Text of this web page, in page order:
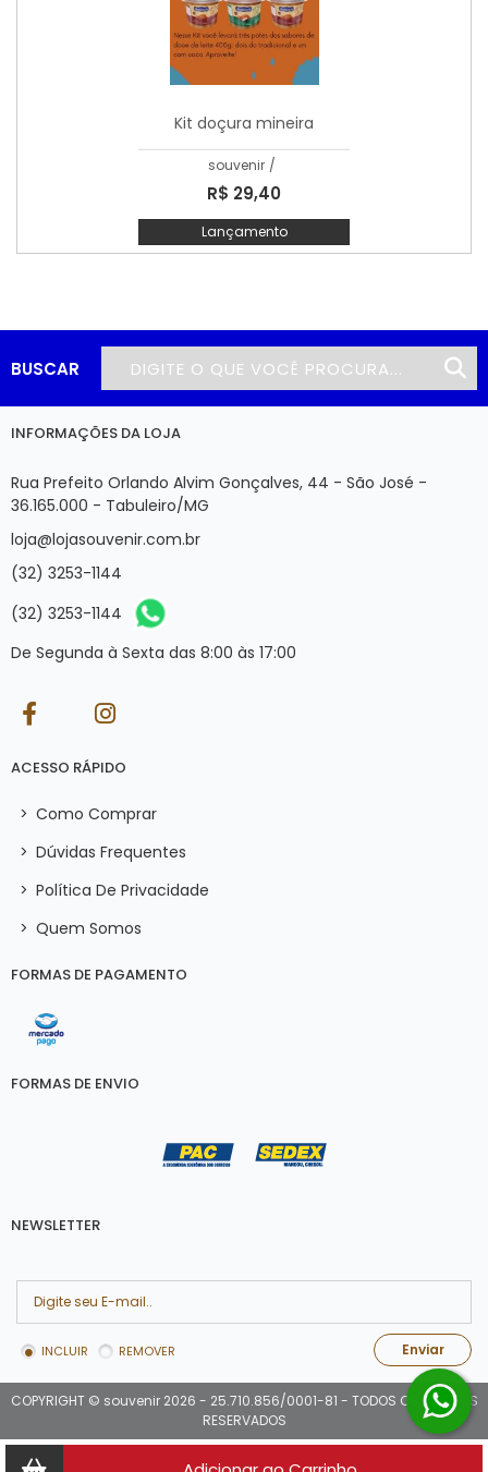
Kit doçura mineira
souvenir /
R$ 29,40
Lançamento
BUSCAR
INFORMAÇÕES DA LOJA
Rua Prefeito Orlando Alvim Gonçalves, 44 - São José -
36.165.000 - Tabuleiro/MG
loja@lojasouvenir.com.br
(32) 3253-1144
(32) 3253-1144
De Segunda à Sexta das 8:00 às 17:00
ACESSO RÁPIDO
> Como Comprar
> Dúvidas Frequentes
> Política De Privacidade
> Quem Somos
FORMAS DE PAGAMENTO
FORMAS DE ENVIO
NEWSLETTER
INCLUIR REMOVER Enviar
COPYRIGHT © souvenir 2026 - 25.710.856/0001-81 - TODOS OS DIREITOS
RESERVADOS